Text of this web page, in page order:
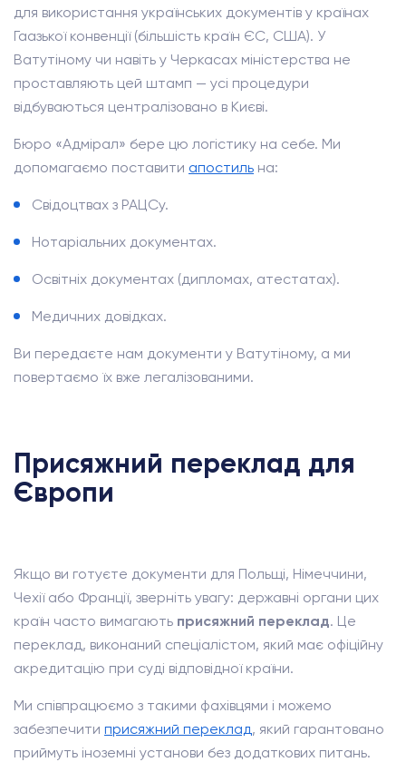
для використання українських документів у країнах
Гаазької конвенції (більшість країн ЄС, США). У
Ватутіному чи навіть у Черкасах міністерства не
проставляють цей штамп — усі процедури
відбуваються централізовано в Києві.
Бюро «Адмірал» бере цю логістику на себе. Ми
допомагаємо поставити апостиль на:
Свідоцтвах з РАЦСу.
Нотаріальних документах.
Освітніх документах (дипломах, атестатах).
Медичних довідках.
Ви передаєте нам документи у Ватутіному, а ми
повертаємо їх вже легалізованими.
Присяжний переклад для
Європи
Якщо ви готуєте документи для Польщі, Німеччини,
Чехії або Франції, зверніть увагу: державні органи цих
країн часто вимагають присяжний переклад. Це
переклад, виконаний спеціалістом, який має офіційну
акредитацію при суді відповідної країни.
Ми співпрацюємо з такими фахівцями і можемо
забезпечити присяжний переклад, який гарантовано
приймуть іноземні установи без додаткових питань.